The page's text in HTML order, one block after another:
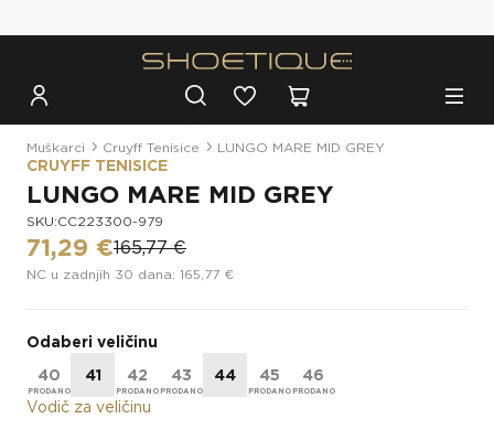
Muškarci Cruyff Tenisice LUNGO MARE MID GREY
CRUYFF TENISICE
LUNGO MARE MID GREY
SKU:CC223300-979
71,29 €165,77 €
NC u zadnjih 30 dana: 165,77 €
Odaberi veličinu
40
41 42 43 44 45
46
Vodič za veličinu